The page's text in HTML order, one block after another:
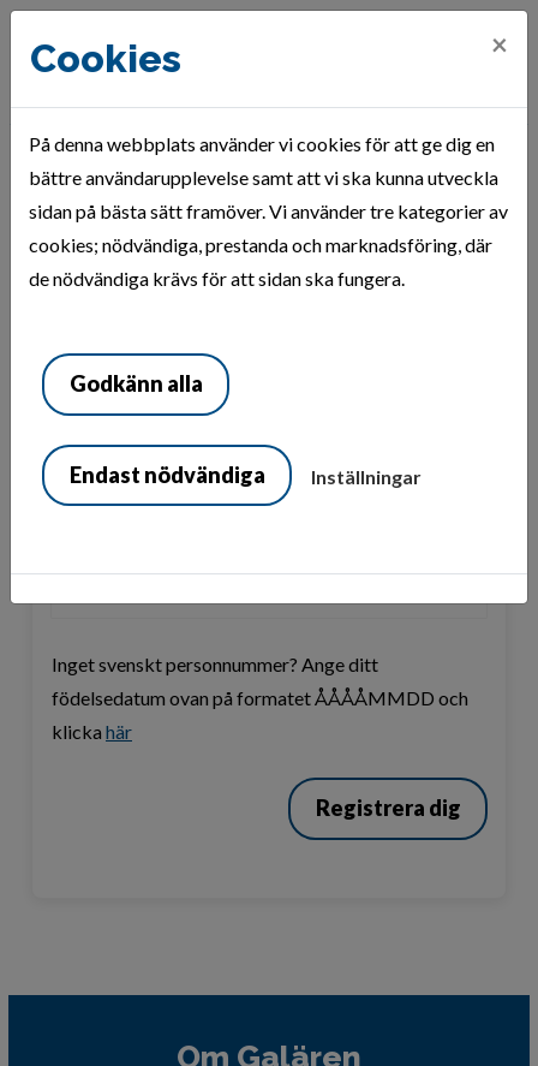
Registrering sökande
Registrering sökande
Fyll i ditt person-/organisationsnummer. och tryck på
redan finns.
Inget svenskt personnummer? Ange ditt
födelsedatum ovan på formatet ÅÅÅÅMMDD och
klicka här
Registrera dig
Om Galären
Cookies ×
På denna webbplats använder vi cookies för att ge dig en
bättre användarupplevelse samt att vi ska kunna utveckla
sidan på bästa sätt framöver. Vi använder tre kategorier av
cookies; nödvändiga, prestanda och marknadsföring, där
de nödvändiga krävs för att sidan ska fungera.
Godkänn alla
Endast nödvändiga Inställningar